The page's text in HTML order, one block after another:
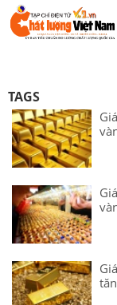
TAGS